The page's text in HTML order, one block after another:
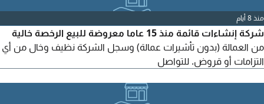
اقامات متاحة وخالية - قاعدة عملاء كبيرة ومستقرة - سمعة ممتازة
لدى الموردين - ماكينات شحن رصيد - ماكينات دفع بالفيزا
منذ 8 أيام
شركة إنشاءات قائمة منذ 15 عاما معروضة للبيع الرخصة خالية
من العمالة (بدون تأشيرات عمالة) وسجل الشركة نظيف وخال من أي
التزامات أو قروض. للتواصل